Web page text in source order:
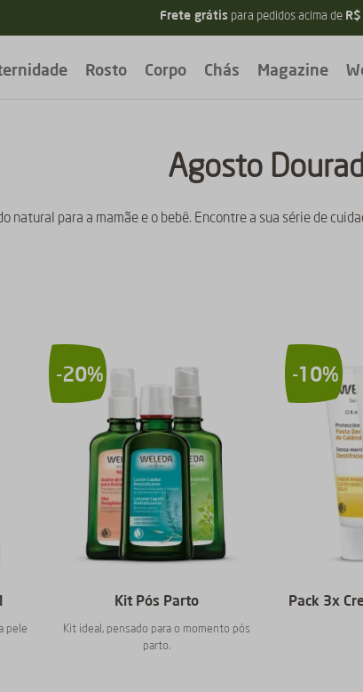
Frete grátis para pedidos acima de
Rosto Corpo Chás Magazine
Agosto
natural para a mamãe e o bebê. Encontre a sua série de
pele
-20%
Kit Pós Parto
Kit ideal, pensado para o momento pós
parto.
-10%
Pack 3x